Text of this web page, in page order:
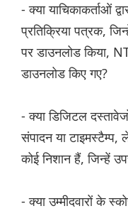
- क्या याचिकाकर्ताओं
प्रतिक्रिया पत्रक,
पर डाउनलोड किया,
डाउनलोड किए गए?
- क्या डिजिटल
संपादन या
कोई निशान हैं, जिन्हें
- क्या उम्मीदवारों के